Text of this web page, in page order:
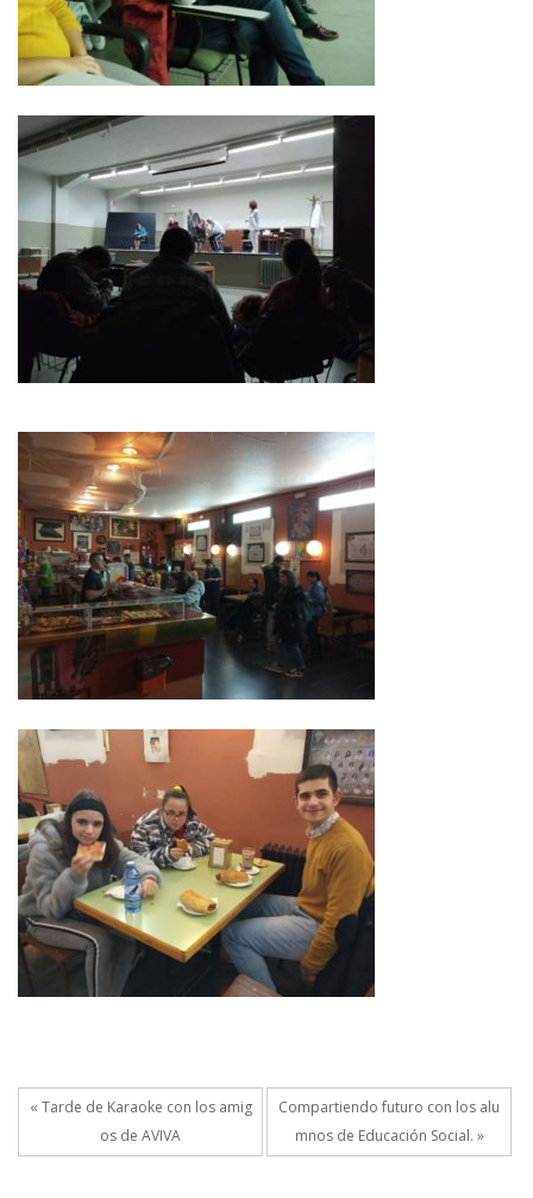
« Tarde de Karaoke con los amig
os de AVIVA
Compartiendo futuro con los alu
mnos de Educación Social. »